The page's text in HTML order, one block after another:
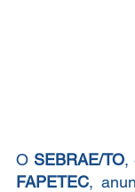
O SEBRAE/TO
FAPETEC,